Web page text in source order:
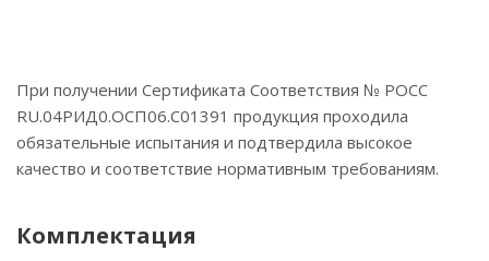
При получении Сертификата Соответствия № РОСС
RU.04РИД0.ОСП06.С01391 продукция проходила
обязательные испытания и подтвердила высокое
качество и соответствие нормативным требованиям.
Комплектация